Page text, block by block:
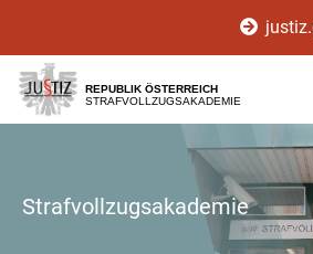
[1]
[2]
[3]
REPUBLIK ÖSTERREICH
STRAFVOLLZUGSAKADEMIE
Strafvollzugsakademie